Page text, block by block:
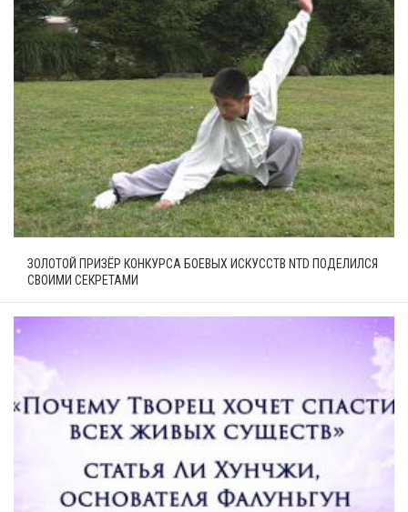
ЗОЛОТОЙ ПРИЗЁР КОНКУРСА БОЕВЫХ ИСКУССТВ NTD ПОДЕЛИЛСЯ
СВОИМИ СЕКРЕТАМИ